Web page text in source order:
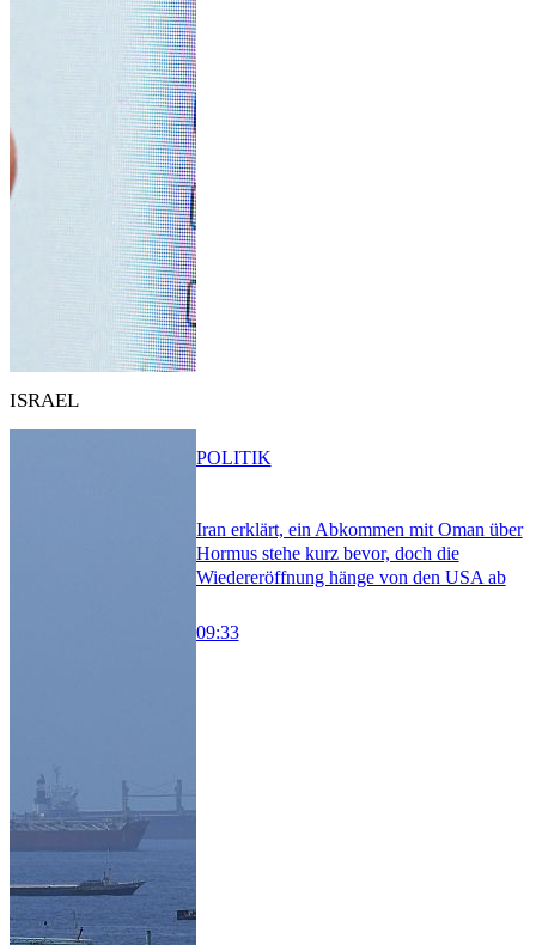
ISRAEL
Iran erklärt, ein Abkommen mit Oman über
Hormus stehe kurz bevor, doch die
Wiedereröffnung hänge von den USA ab
09:33
POLITIK